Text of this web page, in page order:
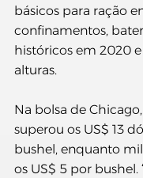
básicos para ração
confinamentos,
históricos em 2020
alturas.
Na bolsa de
superou os US$ 13
bushel, enquanto
os US$ 5 por bushel.